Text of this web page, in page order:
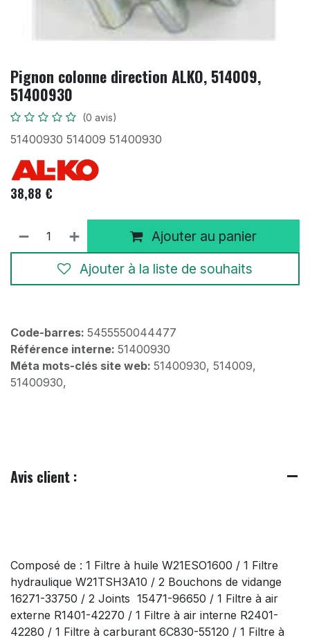
Pignon colonne direction ALKO, 514009,
51400930
(0 avis)
51400930 514009 51400930
38,88 €
Ajouter au panier
Ajouter à la liste de souhaits
Code-barres: 5455550044477
Référence interne: 51400930
Méta mots-clés site web: 51400930, 514009,
51400930,
Avis client :
Composé de : 1 Filtre à huile W21ESO1600 / 1 Filtre
hydraulique W21TSH3A10 / 2 Bouchons de vidange
16271-33750 / 2 Joints 15471-96650 / 1 Filtre à air
externe R1401-42270 / 1 Filtre à air interne R2401-
42280 / 1 Filtre à carburant 6C830-55120 / 1 Filtre à